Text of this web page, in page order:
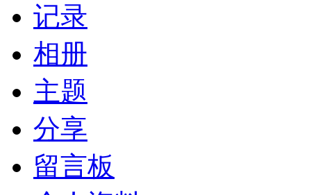
记录
相册
主题
分享
留言板